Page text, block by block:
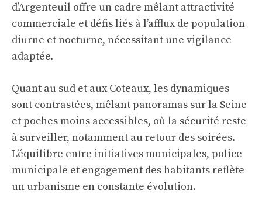
d’Argenteuil offre un cadre mêlant attractivité
commerciale et défis liés à l’afflux de population
diurne et nocturne, nécessitant une vigilance
adaptée.
Quant au sud et aux Coteaux, les dynamiques
sont contrastées, mêlant panoramas sur la Seine
et poches moins accessibles, où la sécurité reste
à surveiller, notamment au retour des soirées.
L’équilibre entre initiatives municipales, police
municipale et engagement des habitants reflète
un urbanisme en constante évolution.